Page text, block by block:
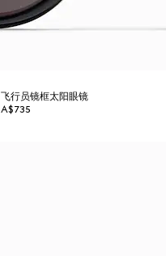
飞行员镜框太阳眼镜
A$735